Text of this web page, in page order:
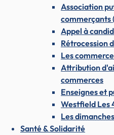
Association
commerçants
Appel à
Rétrocession
Les
Attribution
commerces
Enseignes et
Westfield Les
Les
Santé & Solidarité